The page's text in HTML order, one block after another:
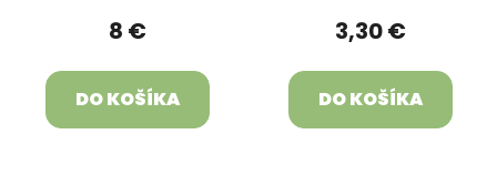
8 €
DO KOŠÍKA
3,30 €
DO KOŠÍKA